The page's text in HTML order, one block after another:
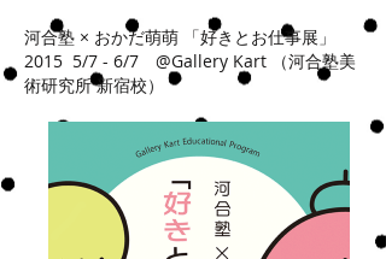
河合塾 × おかだ萌萌 「好きとお仕事展」
2015 5/7 - 6/7 @Gallery Kart （河合塾美
術研究所 新宿校）